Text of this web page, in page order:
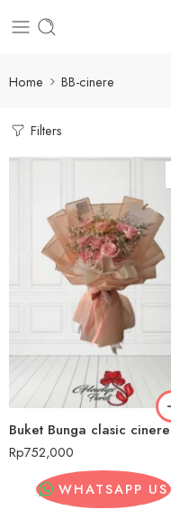
Home BB-cinere
Filters
Buket Bunga clasic cinere
Rp752,000
WHATSAPP US